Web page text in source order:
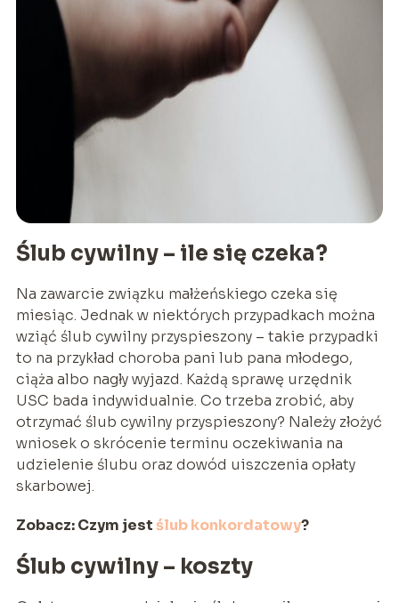
Ślub cywilny – ile się czeka?
Na zawarcie związku małżeńskiego czeka się
miesiąc. Jednak w niektórych przypadkach można
wziąć ślub cywilny przyspieszony – takie przypadki
to na przykład choroba pani lub pana młodego,
ciąża albo nagły wyjazd. Każdą sprawę urzędnik
USC bada indywidualnie. Co trzeba zrobić, aby
otrzymać ślub cywilny przyspieszony? Należy złożyć
wniosek o skrócenie terminu oczekiwania na
udzielenie ślubu oraz dowód uiszczenia opłaty
skarbowej.
Zobacz: Czym jestślub konkordatowy?
Ślub cywilny – koszty